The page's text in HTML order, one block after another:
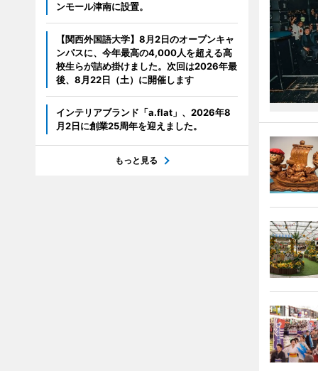
ンモール津南に設置。
【関西外国語大学】8月2日のオープンキャ
ンパスに、今年最高の4,000人を超える高
校生らが詰め掛けました。次回は2026年最
後、8月22日（土）に開催します
インテリアブランド「a.flat」、2026年8
月2日に創業25周年を迎えました。
もっと見る